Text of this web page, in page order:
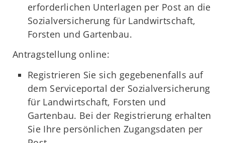
erforderlichen Unterlagen per Post an die
Sozialversicherung für Landwirtschaft,
Forsten und Gartenbau.
Antragstellung online:
Registrieren Sie sich gegebenenfalls auf
dem Serviceportal der Sozialversicherung
für Landwirtschaft, Forsten und
Gartenbau. Bei der Registrierung erhalten
Sie Ihre persönlichen Zugangsdaten per